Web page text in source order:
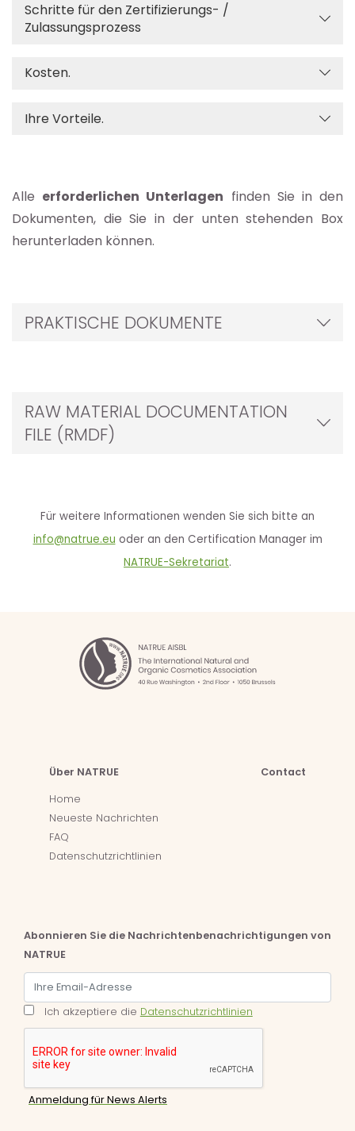
Schritte für den Zertifizierungs- /
Zulassungsprozess
Kosten.
Ihre Vorteile.
Alle erforderlichen Unterlagen finden Sie in den
Dokumenten, die Sie in der unten stehenden Box
herunterladen können.
PRAKTISCHE DOKUMENTE
RAW MATERIAL DOCUMENTATION
FILE (RMDF)
Für weitere Informationen wenden Sie sich bitte an
info@natrue.eu oder an den Certification Manager im
NATRUE-Sekretariat.
Über NATRUE
Home
Neueste Nachrichten
FAQ
Datenschutzrichtlinien
Contact
Abonnieren Sie die Nachrichtenbenachrichtigungen von
NATRUE
Ich akzeptiere die Datenschutzrichtlinien